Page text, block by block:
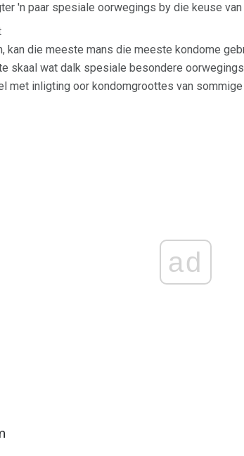
'n paar spesiale oorwegings by die keuse
kan die meeste mans die meeste kondome
skaal wat dalk spesiale besondere
met inligting oor kondomgroottes van
ad